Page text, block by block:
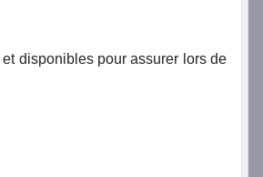
disponibles pour assurer lors de